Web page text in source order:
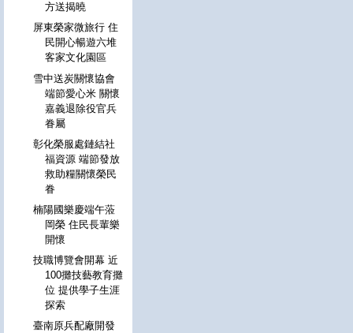
方送揭曉
屏東榮家微旅行 住
民開心暢遊六堆
客家文化園區
雪中送炭關懷協會
端節愛心米 關懷
嘉義退除役官兵
眷屬
彰化榮服處鏈結社
福資源 端節發放
救助糧關懷榮民
眷
楠陽國樂慶端午蒞
岡榮 住民長輩樂
開懷
技職博覽會開幕 近
100攤技藝教育攤
位 提供學子生涯
探索
臺南原兵配廠開發